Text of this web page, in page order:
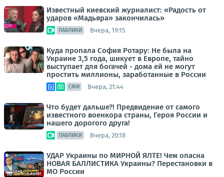
Известный киевский журналист: «Радость от
ударов «Мадьяра» закончилась»
ПАБЛИКИ Вчера, 19:15
Куда пропала София Ротару: Не была на
Украине 3,5 года, шикует в Европе, тайно
выступает для богачей - дома ей не могут
простить миллионы, заработанные в России
СМИ Вчера, 21:44
Что будет дальше?! Предвидение от самого
известного военкора страны, Героя России и
нашего дорогого друга!
ПАБЛИКИ Вчера, 20:18
УДАР Украины по МИРНОЙ ЯЛТЕ! Чем опасна
НОВАЯ БАЛЛИСТИКА Украины? Перестановки в
МО России